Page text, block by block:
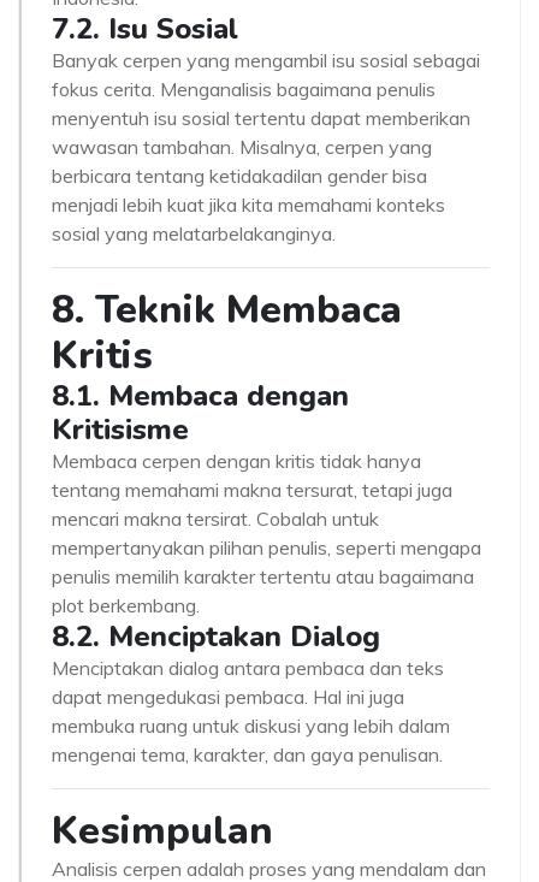
7.2. Isu Sosial
Banyak cerpen yang mengambil isu sosial sebagai
fokus cerita. Menganalisis bagaimana penulis
menyentuh isu sosial tertentu dapat memberikan
wawasan tambahan. Misalnya, cerpen yang
berbicara tentang ketidakadilan gender bisa
menjadi lebih kuat jika kita memahami konteks
sosial yang melatarbelakanginya.
8. Teknik Membaca
Kritis
8.1. Membaca dengan
Kritisisme
Membaca cerpen dengan kritis tidak hanya
tentang memahami makna tersurat, tetapi juga
mencari makna tersirat. Cobalah untuk
mempertanyakan pilihan penulis, seperti mengapa
penulis memilih karakter tertentu atau bagaimana
plot berkembang.
8.2. Menciptakan Dialog
Menciptakan dialog antara pembaca dan teks
dapat mengedukasi pembaca. Hal ini juga
membuka ruang untuk diskusi yang lebih dalam
mengenai tema, karakter, dan gaya penulisan.
Kesimpulan
Analisis cerpen adalah proses yang mendalam dan